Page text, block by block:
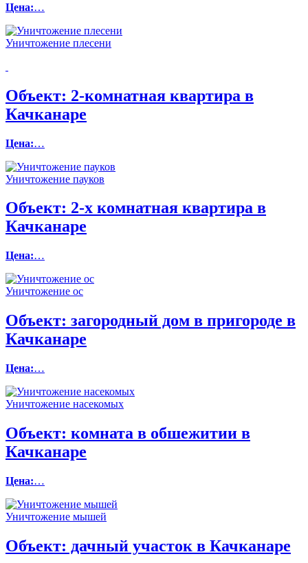
Цена:…
Уничтожение плесени
Объект: 2-комнатная квартира в
Качканаре
Цена:…
Уничтожение пауков
Объект: 2-х комнатная квартира в
Качканаре
Цена:…
Уничтожение ос
Объект: загородный дом в пригороде в
Качканаре
Цена:…
Уничтожение насекомых
Объект: комната в обшежитии в
Качканаре
Цена:…
Уничтожение мышей
Объект: дачный участок в Качканаре